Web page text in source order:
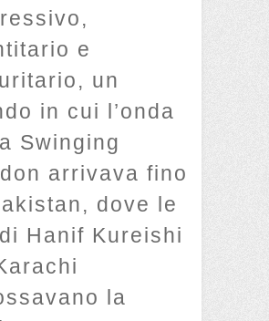
e
un
in cui l’onda
Swinging
arrivava fino
dove le
Hanif Kureishi
la